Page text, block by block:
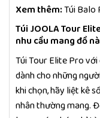
Xem thêm:Túi Balo
Túi JOOLA Tour
nhu cầu mang đồ
Túi Tour Elite Pro
dành cho những
khi chọn, hãy liệt kê
nhân thường mang.